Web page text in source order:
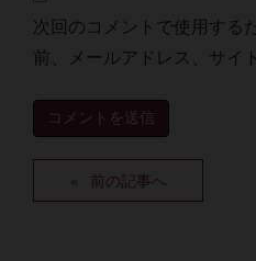
次回のコメントで使用する
前、メールアドレス、サイ
前の記事へ